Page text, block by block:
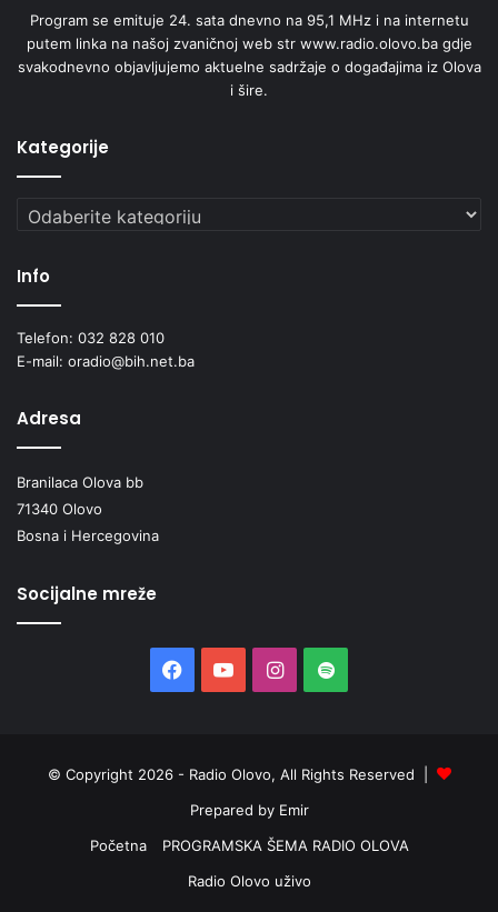
Program se emituje 24. sata dnevno na 95,1 MHz i na internetu
putem linka na našoj zvaničnoj web str www.radio.olovo.ba gdje
svakodnevno objavljujemo aktuelne sadržaje o događajima iz Olova
i šire.
Kategorije
Kategorije
Info
Telefon: 032 828 010
E-mail: oradio@bih.net.ba
Adresa
Branilaca Olova bb
71340 Olovo
Bosna i Hercegovina
Socijalne mreže
Facebook
YouTubeInstagram
Spotify
© Copyright 2026 - Radio Olovo, All Rights Reserved |
Prepared by Emir
Početna
PROGRAMSKA ŠEMA RADIO OLOVA
Radio Olovo uživo